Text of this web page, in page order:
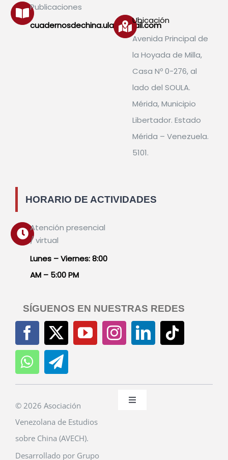
Publicaciones
cuadernosdechina.ula@gmail.com
Ubicación
Avenida Principal de
la Hoyada de Milla,
Casa Nº 0-276, al
lado del SOULA.
Mérida, Municipio
Libertador. Estado
Mérida – Venezuela.
5101.
HORARIO DE ACTIVIDADES
Atención presencial
/ virtual
Lunes – Viernes: 8:00
AM – 5:00 PM
SÍGUENOS EN NUESTRAS REDES
© 2026 Asociación
Venezolana de Estudios
sobre China (AVECH).
Desarrollado por Grupo
Toggle